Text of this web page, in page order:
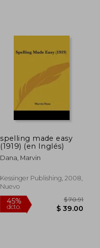
spelling made easy
(1919) (en Inglés)
Dana, Marvin
Kessinger Publishing, 2008,
Nuevo